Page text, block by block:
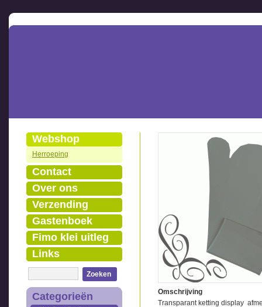
Webshop
Herroeping
Contact
Over ons
Verzending
Gastenboek
Fimo klei uitleg
Links
Zoeken
Categorieën
Omschrijving
Transparant ketting display